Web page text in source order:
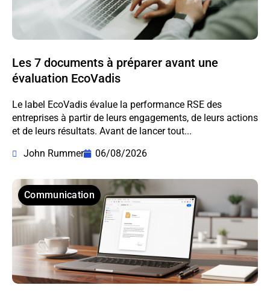
Les 7 documents à préparer avant une
évaluation EcoVadis
Le label EcoVadis évalue la performance RSE des
entreprises à partir de leurs engagements, de leurs actions
et de leurs résultats. Avant de lancer tout...
John Rummer
06/08/2026
Communication